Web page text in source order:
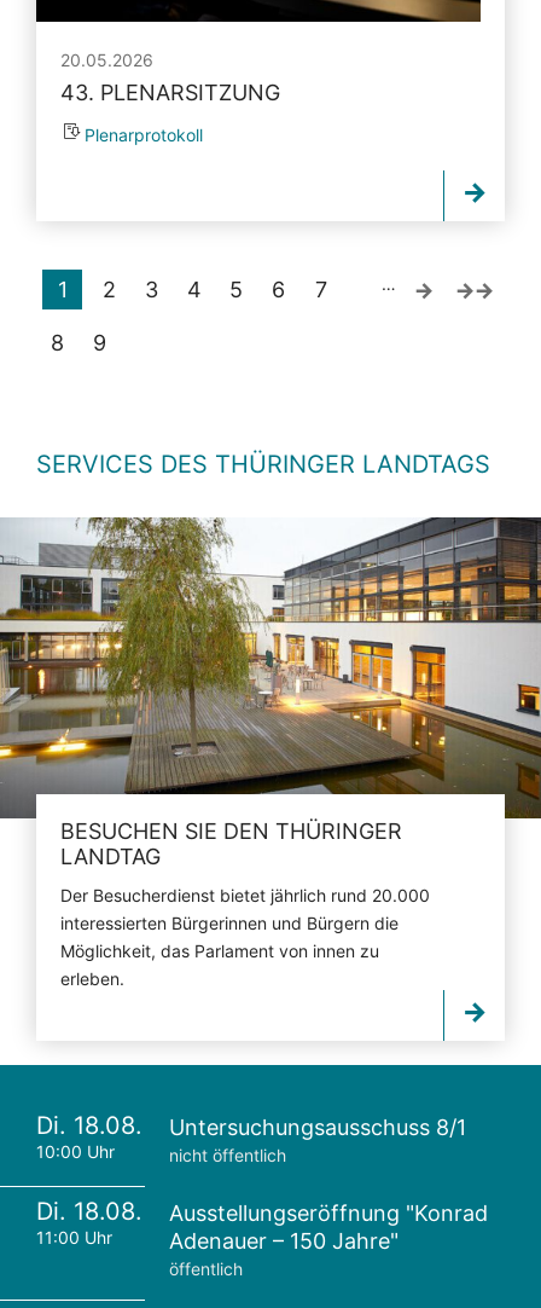
20.05.2026
43. PLENARSITZUNG
Plenarprotokoll
1 2 3 4 5 6 7
8 9
…
SERVICES DES THÜRINGER LANDTAGS
BESUCHEN SIE DEN THÜRINGER
LANDTAG
Der Besucherdienst bietet jährlich rund 20.000
interessierten Bürgerinnen und Bürgern die
Möglichkeit, das Parlament von innen zu
erleben.
Di. 18.08.
10:00 Uhr
Untersuchungsausschuss 8/1
nicht öffentlich
Di. 18.08.
11:00 Uhr
Ausstellungseröffnung "Konrad
Adenauer – 150 Jahre"
öffentlich